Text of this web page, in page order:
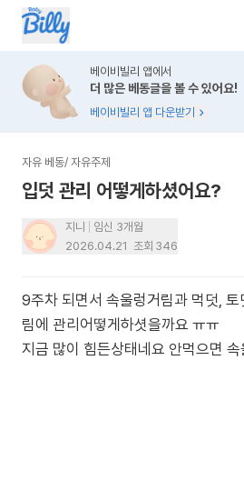
베이비빌리 앱에서
더 많은 베동글을 볼 수 있어요!
베이비빌리 앱 다운받기
자유 베동/ 자유주제
입덧 관리 어떻게하셨어요?
지니
임신 3개월
2026.04.21 조회 346
9주차 되면서 속울렁거림과 먹덧, 토
림에 관리어떻게하셧을까요 ㅠㅠ
지금 많이 힘든상태네요 안먹으면 속